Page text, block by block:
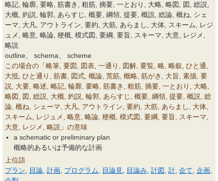
略記, 輪廓, 要略, 筋書き, 粗筋, 摘要, 一とおり, 大略, 略図, 図, 総説,
大概, 約説, 輪郭, あらすじ, 概要, 綱領, 提要, 概説, 総論, 概ね, シェ
ーマ, 大凡, アウトライン, 要約, 大筋, あらまし, 大体, スキーム, レジ
ュメ, 略意, 略論, 梗概, 模式図, 要綱, 要旨, スキーマ, 大意, レジメ,
略説
outline、 schema、 scheme
この場合の「略筆, 要図, 図表, 一通り, 図解, 要覧, 略, 略叙, ひと通,
大抵, ひと通り, 筋書, 図式, 概論, 荒筋, 概略, 筋がき, 大旨, 素描, 要
説, 大要, 略述, 略記, 輪廓, 要略, 筋書き, 粗筋, 摘要, 一とおり, 大略,
略図, 図, 総説, 大概, 約説, 輪郭, あらすじ, 概要, 綱領, 提要, 概説, 総
論, 概ね, シェーマ, 大凡, アウトライン, 要約, 大筋, あらまし, 大体,
スキーム, レジュメ, 略意, 略論, 梗概, 模式図, 要綱, 要旨, スキーマ,
大意, レジメ, 略説」の意味
a schematic or preliminary plan
概略的あるいは予備的な計画
上位語
プラン
目論 計画 プログラム 目論見 目論み 計図 計 企て 企画